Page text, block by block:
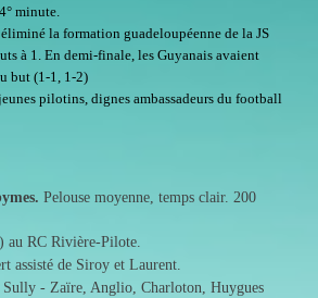
minute.
la formation guadeloupéenne de la JS
à 1. En demi-finale, les Guyanais avaient
but (1-1, 1-2)
pilotins, dignes ambassadeurs du football
Pelouse moyenne, temps clair. 200
au RC Rivière-Pilote.
assisté de Siroy et Laurent.
Sully - Zaïre, Anglio, Charloton, Huygues